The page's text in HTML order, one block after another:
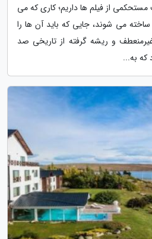
از فیلم ها داریم؛ کاری که می
ساخته می شوند، جایی که باید آن ها را
و ریشه گرفته از تاریخی صد
که به...